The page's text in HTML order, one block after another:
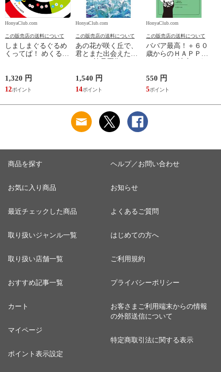
HonyaClub.com
この販売店の送料について
しましまぐるぐるめ
くってぱ！ めくるし
1,320 円
12
HonyaClub.com
この販売店の送料について
あの花が咲く丘で、
君とまた出会えた
1,540 円
14
HonyaClub.com
この販売店の送料について
ババア最高！＋６０
歳からのＨＡＰＰＹ
550 円
5
商品を探す
お気に入り商品
最近チェックした商品
取り扱いジャンル一覧
取り扱い店舗一覧
おすすめ記事一覧
カート
マイページ
ポイント表示設定
ヘルプ／お問い合わせ
お知らせ
よくあるご質問
はじめての方へ
ご利用規約
プライバシーポリシー
お客さまご利用端末からの情報
の外部送信について
特定商取引法に関する表示